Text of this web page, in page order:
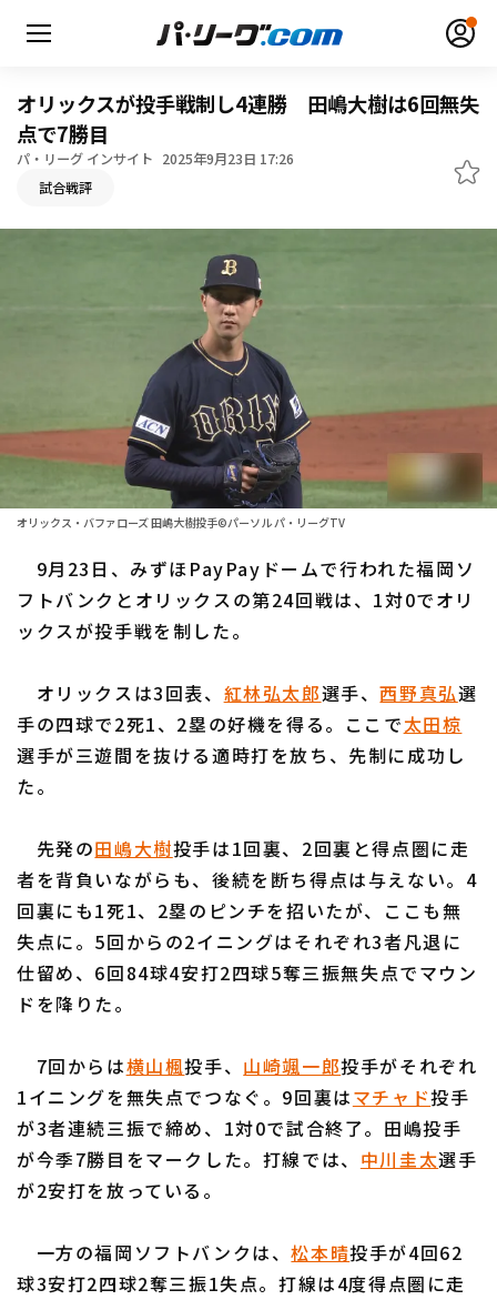
1軍公式戦
ファーム東地区
ファーム西地区
交流戦
選手名鑑
選手名鑑トップ
北海道日本ハムファイターズ
東北楽天ゴールデンイーグルス
千葉ロッテマリーンズ
オリックス・バファローズ
ニュース
設定
利用規約 プライバシーポリシー
運営会社（別ウィンドウで開く）
特定商取引法の表示 アルバイト募集（別ウィンドウで開く
オリックスが投手戦制し4連勝 田嶋大樹は6回無失
点で7勝目
パ・リーグ インサイト 2025年9月23日 17:26
試合戦評
オリックス・バファローズ 田嶋大樹投手©パーソル パ・リーグTV
9月23日、みずほPayPayドームで行われた福岡ソ
フトバンクとオリックスの第24回戦は、1対0でオリ
ックスが投手戦を制した。
オリックスは3回表、 紅林弘太郎選手、西野真弘選
手の四球で2死1、2塁の好機を得る。ここで太田椋
選手が三遊間を抜ける適時打を放ち、先制に成功し
た。
先発の田嶋大樹投手は1回裏、2回裏と得点圏に走
者を背負いながらも、後続を断ち得点は与えない。4
回裏にも1死1、2塁のピンチを招いたが、ここも無
失点に。5回からの2イニングはそれぞれ3者凡退に
仕留め、6回84球4安打2四球5奪三振無失点でマウン
ドを降りた。
7回からは横山楓投手、 山崎颯一郎投手がそれぞれ
1イニングを無失点でつなぐ。9回裏はマチャド投手
が3者連続三振で締め、1対0で試合終了。田嶋投手
が今季7勝目をマークした。打線では、 中川圭太選手
が2安打を放っている。
一方の福岡ソフトバンクは、松本晴投手が4回62
球3安打2四球2奪三振1失点。打線は4度得点圏に走